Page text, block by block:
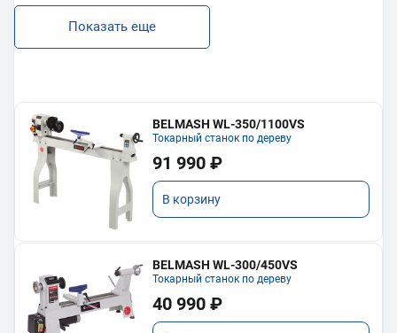
Показать еще
BELMASH WL-350/1100VS
Токарный станок по дереву
91 990 ₽
В корзину
BELMASH WL-300/450VS
Токарный станок по дереву
40 990 ₽